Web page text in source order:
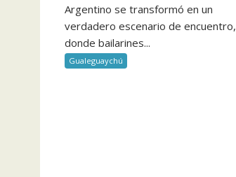
Argentino se transformó en un
verdadero escenario de encuentro,
donde bailarines...
Gualeguaychú